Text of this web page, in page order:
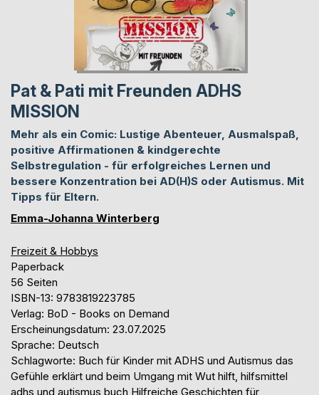
Pat & Pati mit Freunden ADHS
MISSION
Mehr als ein Comic: Lustige Abenteuer, Ausmalspaß,
positive Affirmationen & kindgerechte
Selbstregulation - für erfolgreiches Lernen und
bessere Konzentration bei AD(H)S oder Autismus. Mit
Tipps für Eltern.
Emma-Johanna Winterberg
Freizeit & Hobbys
Paperback
56 Seiten
ISBN-13: 9783819223785
Verlag: BoD - Books on Demand
Erscheinungsdatum: 23.07.2025
Sprache: Deutsch
Schlagworte: Buch für Kinder mit ADHS und Autismus das
Gefühle erklärt und beim Umgang mit Wut hilft, hilfsmittel
adhs und autismus buch Hilfreiche Geschichten für